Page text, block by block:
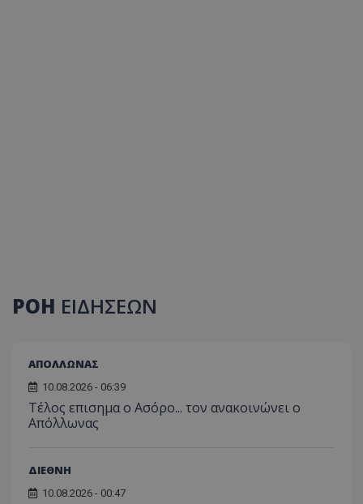
ΡΟΗ ΕΙΔΗΣΕΩΝ
ΑΠΟΛΛΩΝΑΣ
10.08.2026 - 06:39
Tέλος επισημα ο Ασόρο... τον ανακοινώνει ο
Απόλλωνας
ΔΙΕΘΝΗ
10.08.2026 - 00:47